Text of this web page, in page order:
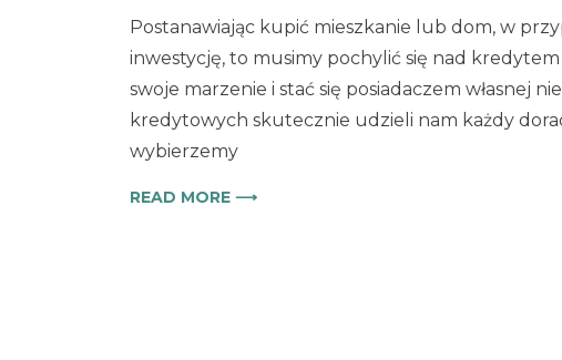
Postanawiając kupić mieszkanie lub dom, w
inwestycję, to musimy pochylić się nad
swoje marzenie i stać się posiadaczem własnej
kredytowych skutecznie udzieli nam każdy
wybierzemy
READ MORE ⟶